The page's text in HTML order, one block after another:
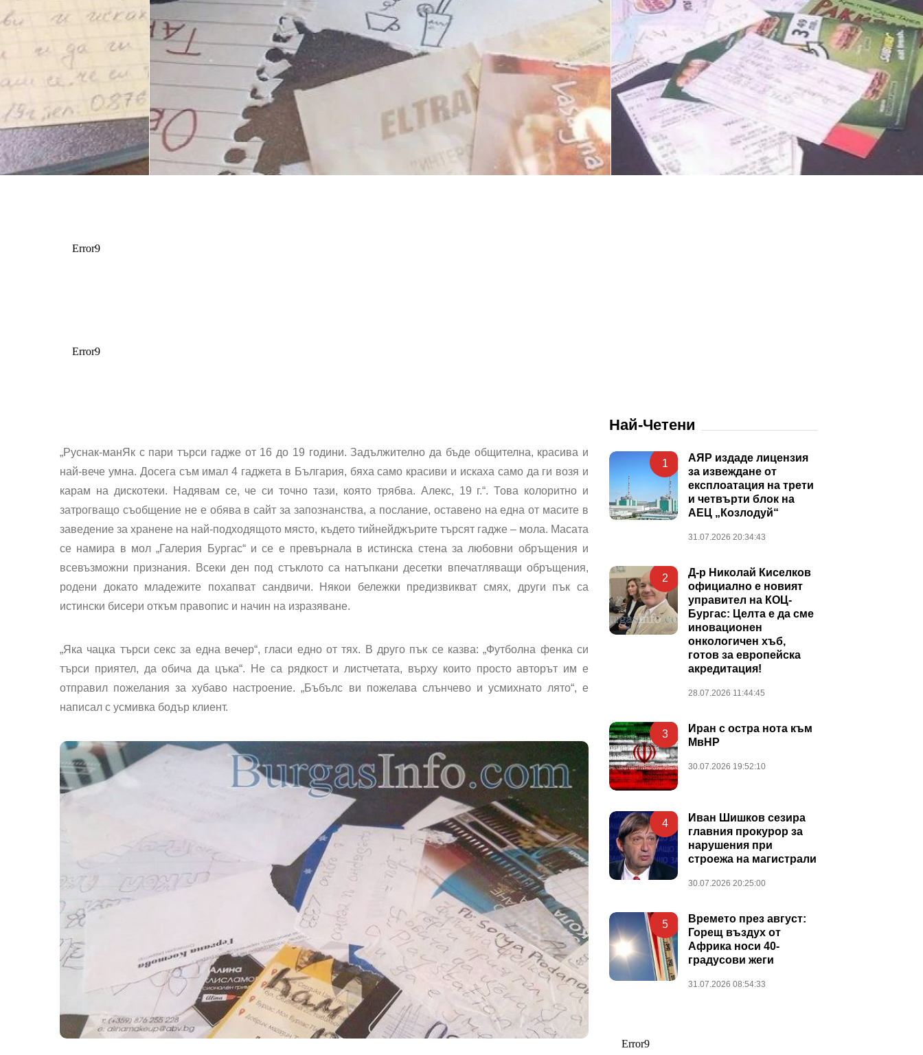
„Руснак-манЯк с пари търси гадже от 16 до 19 години. Задължително да бъде общителна, красива и
най-вече умна. Досега съм имал 4 гаджета в България, бяха само красиви и искаха само да ги возя и
карам на дискотеки. Надявам се, че си точно тази, която трябва. Алекс, 19 г.“. Това колоритно и
затрогващо съобщение не е обява в сайт за запознанства, а послание, оставено на една от масите в
заведение за хранене на най-подходящото място, където тийнейджърите търсят гадже – мола. Масата
се намира в мол „Галерия Бургас“ и се е превърнала в истинска стена за любовни обръщения и
всевъзможни признания. Всеки ден под стъклото са натъпкани десетки впечатляващи обръщения,
родени докато младежите похапват сандвичи. Някои бележки предизвикват смях, други пък са
истински бисери откъм правопис и начин на изразяване.
„Яка чацка търси секс за една вечер“, гласи едно от тях. В друго пък се казва: „Футболна фенка си
търси приятел, да обича да цъка“. Не са рядкост и листчетата, върху които просто авторът им е
отправил пожелания за хубаво настроение. „Бъбълс ви пожелава слънчево и усмихнато лято“, е
написал с усмивка бодър клиент.
Най-Четени
1
АЯР издаде лицензия
за извеждане от
експлоатация на трети
и четвърти блок на
АЕЦ „Козлодуй“
31.07.2026 20:34:43
2
Д-р Николай Киселков
официално е новият
управител на КОЦ-
Бургас: Целта е да сме
иновационен
онкологичен хъб,
готов за европейска
акредитация!
28.07.2026 11:44:45
3
Иран с остра нота към
МвНР
30.07.2026 19:52:10
4
Иван Шишков сезира
главния прокурор за
нарушения при
строежа на магистрали
30.07.2026 20:25:00
5
Времето през август:
Горещ въздух от
Африка носи 40-
градусови жеги
31.07.2026 08:54:33